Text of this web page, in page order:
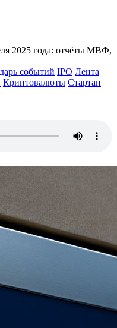
2025 года: отчёты МВФ,
событий IPO Лента
Криптовалюты Стартап